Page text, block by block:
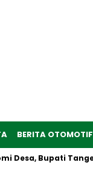
BERITA OTOMOTIF
Bupati